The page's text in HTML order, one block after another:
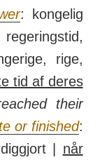
: kong­elig
rige,
tid af deres
their
or finished:
| når